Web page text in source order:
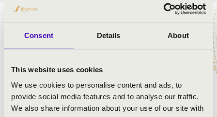
Consent Details About
This website uses cookies
We use cookies to personalise content and ads, to
provide social media features and to analyse our traffic.
We also share information about your use of our site with